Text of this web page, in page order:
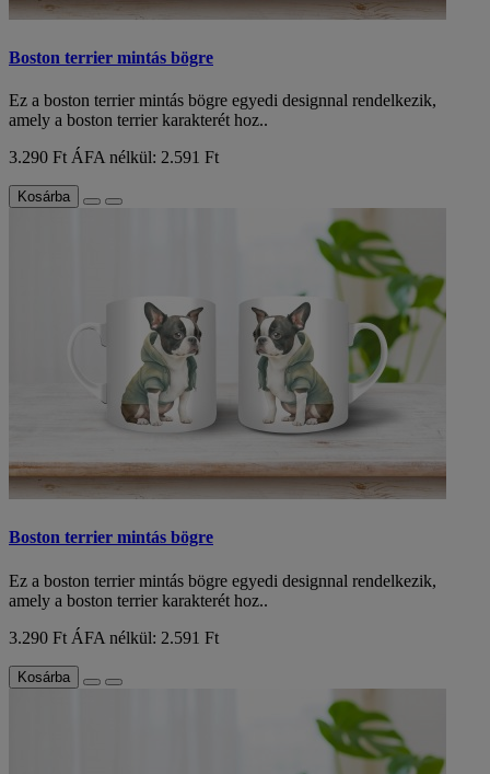
Boston terrier mintás bögre
Ez a boston terrier mintás bögre egyedi designnal rendelkezik,
amely a boston terrier karakterét hoz..
3.290 Ft ÁFA nélkül: 2.591 Ft
Kosárba
Boston terrier mintás bögre
Ez a boston terrier mintás bögre egyedi designnal rendelkezik,
amely a boston terrier karakterét hoz..
3.290 Ft ÁFA nélkül: 2.591 Ft
Kosárba